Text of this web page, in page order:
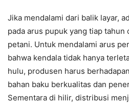
Jika mendalami dari balik layar,
pada arus pupuk yang tiap tahun
petani. Untuk mendalami arus
bahwa kendala tidak hanya
hulu, produsen harus
bahan baku berkualitas dan
Sementara di hilir, distribusi